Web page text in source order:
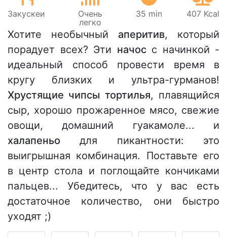
Закускeи
Очень
легко
35 min 407 Kcal
Хотите необычный аперитив, который
порадует всех? Эти начосс начинкой -
идеальный способ провести время в
кругу близких и ультра-гурманов!
Хрустящие чипсы тортилья, плавящийся
сыр, хорошо прожаренное мясо, свежие
овощи, домашний гуакамоле... и
халапеньо для пикантности: это
выигрышная комбинация. Поставьте его
в центр стола и поглощайте кончиками
пальцев... Убедитесь, что у вас есть
достаточное количество, они быстро
уходят ;)